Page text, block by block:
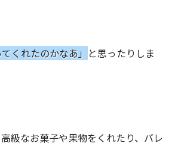
くれたのかなあ」 と思ったりしま
級なお菓子や果物をくれたり、バレ